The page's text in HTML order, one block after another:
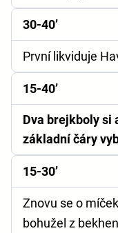
30-40’
První likviduje
15-40’
Dva brejkboly si
základní čáry
15-30’
Znovu se o
bohužel z